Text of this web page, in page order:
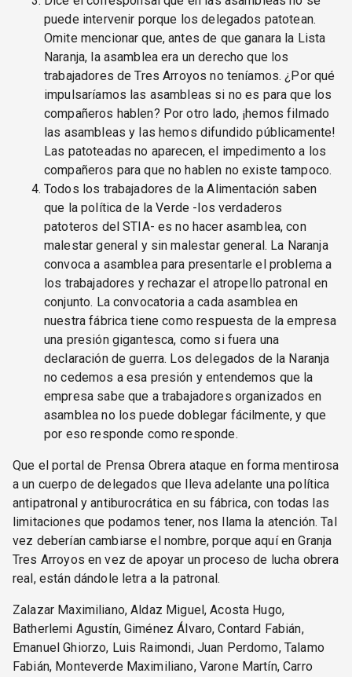
puede intervenir porque los delegados patotean.
Omite mencionar que, antes de que ganara la Lista
Naranja, la asamblea era un derecho que los
trabajadores de Tres Arroyos no teníamos. ¿Por qué
impulsaríamos las asambleas si no es para que los
compañeros hablen? Por otro lado, ¡hemos filmado
las asambleas y las hemos difundido públicamente!
Las patoteadas no aparecen, el impedimento a los
compañeros para que no hablen no existe tampoco.
Todos los trabajadores de la Alimentación saben
que la política de la Verde -los verdaderos
patoteros del STIA- es no hacer asamblea, con
malestar general y sin malestar general. La Naranja
convoca a asamblea para presentarle el problema a
los trabajadores y rechazar el atropello patronal en
conjunto. La convocatoria a cada asamblea en
nuestra fábrica tiene como respuesta de la empresa
una presión gigantesca, como si fuera una
declaración de guerra. Los delegados de la Naranja
no cedemos a esa presión y entendemos que la
empresa sabe que a trabajadores organizados en
asamblea no los puede doblegar fácilmente, y que
por eso responde como responde.
Que el portal de Prensa Obrera ataque en forma mentirosa
a un cuerpo de delegados que lleva adelante una política
antipatronal y antiburocrática en su fábrica, con todas las
limitaciones que podamos tener, nos llama la atención. Tal
vez deberían cambiarse el nombre, porque aquí en Granja
Tres Arroyos en vez de apoyar un proceso de lucha obrera
real, están dándole letra a la patronal.
Zalazar Maximiliano, Aldaz Miguel, Acosta Hugo,
Batherlemi Agustín, Giménez Álvaro, Contard Fabián,
Emanuel Ghiorzo, Luis Raimondi, Juan Perdomo, Talamo
Fabián, Monteverde Maximiliano, Varone Martín, Carro